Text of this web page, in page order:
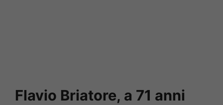
Flavio Briatore, a 71 anni